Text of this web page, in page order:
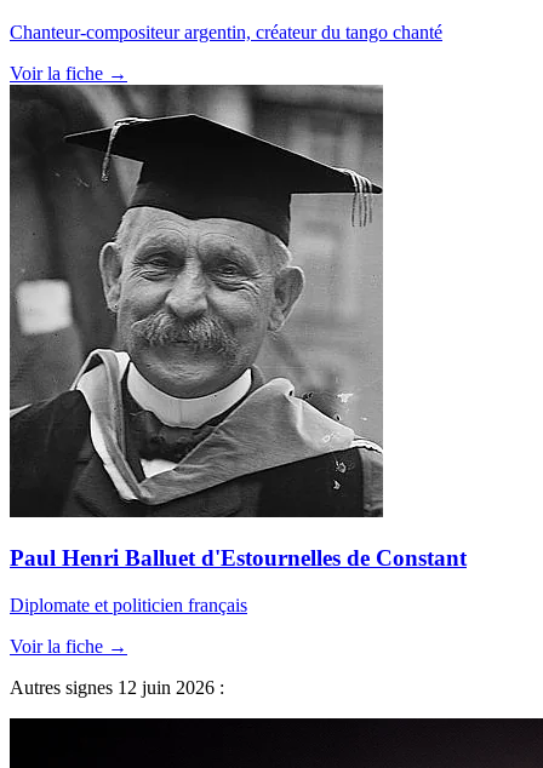
Chanteur-compositeur argentin, créateur du tango chanté
Voir la fiche →
Paul Henri Balluet d'Estournelles de Constant
Diplomate et politicien français
Voir la fiche →
Autres signes 12 juin 2026 :